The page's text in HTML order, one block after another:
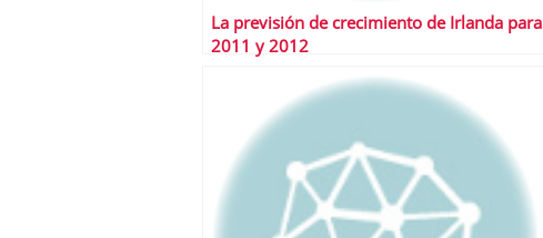
La previsión de crecimiento de Irlanda para
2011 y 2012